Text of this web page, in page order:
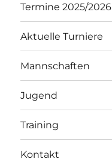
Termine 2025/2026
Aktuelle Turniere
Mannschaften
Jugend
Training
Kontakt